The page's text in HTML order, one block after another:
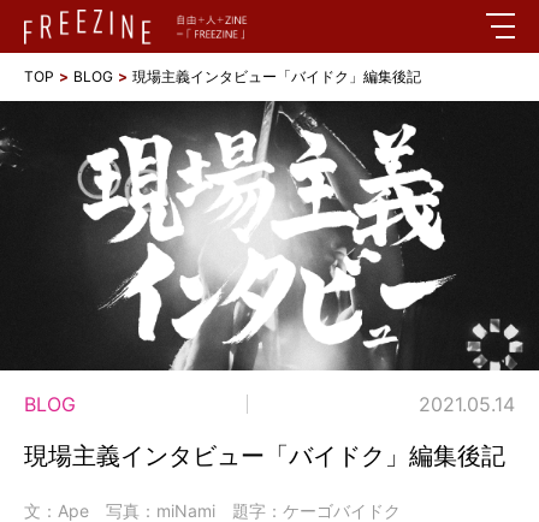
TOP BLOG 現場主義インタビュー「バイドク」編集後記
BLOG 2021.05.14
現場主義インタビュー「バイドク」編集後記
文：Ape 写真：miNami 題字：ケーゴバイドク